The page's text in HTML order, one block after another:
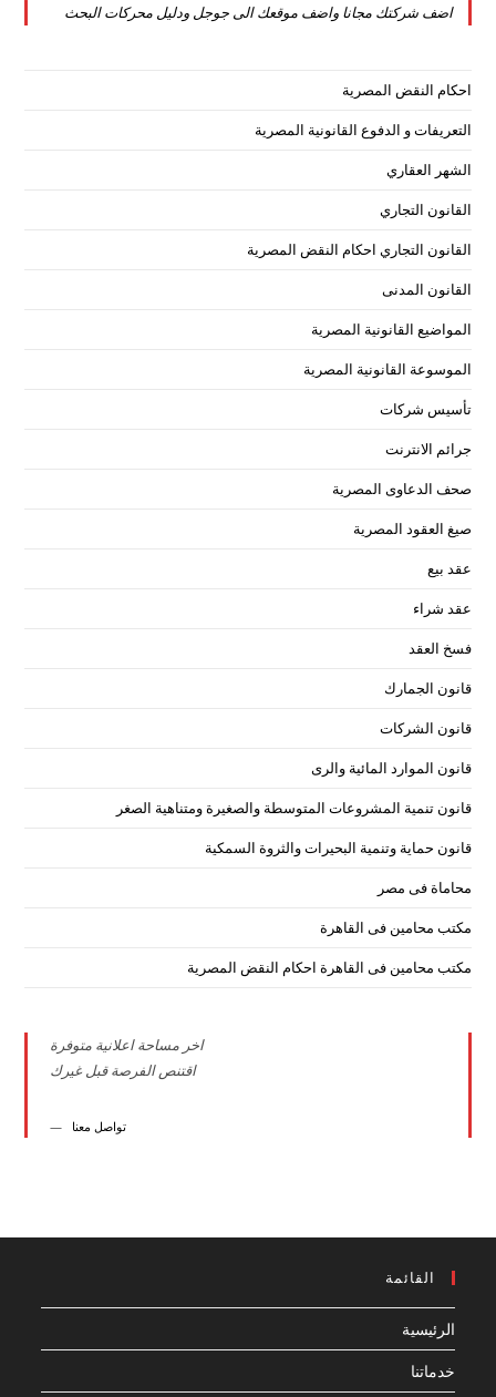
tab
new
اضف شركتك مجانا واضف موقعك الى جوجل ودليل محركات البحث
احكام النقض المصرية
التعريفات و الدفوع القانونية المصرية
الشهر العقاري
القانون التجاري
القانون التجاري احكام النقض المصرية
القانون المدنى
المواضيع القانونية المصرية
الموسوعة القانونية المصرية
تأسيس شركات
جرائم الانترنت
صحف الدعاوى المصرية
صيغ العقود المصرية
عقد بيع
عقد شراء
فسخ العقد
قانون الجمارك
قانون الشركات
قانون الموارد المائية والرى
قانون تنمية المشروعات المتوسطة والصغيرة ومتناهية الصغر
قانون حماية وتنمية البحيرات والثروة السمكية
محاماة فى مصر
مكتب محامين فى القاهرة
مكتب محامين فى القاهرة احكام النقض المصرية
اخر مساحة اعلانية متوفرة
اقتنص الفرصة قبل غيرك
تواصل معنا
القائمة
الرئيسية
خدماتنا